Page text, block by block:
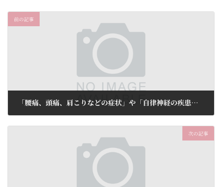
前の記事
「腰痛、頭痛、肩こりなどの症状」や「自律神経の疾患」に鍼灸治療はいかがでしょうか。トライアルコース5,200円(税込)
次の記事